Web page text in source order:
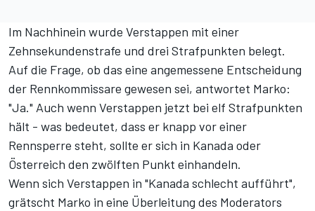
Im Nachhinein wurde Verstappen mit einer
Zehnsekundenstrafe und drei Strafpunkten belegt.
Auf die Frage, ob das eine angemessene Entscheidung
der Rennkommissare gewesen sei, antwortet Marko:
"Ja." Auch wenn Verstappen jetzt bei elf Strafpunkten
hält - was bedeutet, dass er knapp vor einer
Rennsperre steht, sollte er sich in Kanada oder
Österreich den zwölften Punkt einhandeln.
Wenn sich Verstappen in "Kanada schlecht aufführt",
grätscht Marko in eine Überleitung des Moderators